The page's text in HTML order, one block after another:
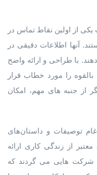
از اولین نقاط تماس در
آنها اطلاعات دقیقی در
با طراحی و ارائه واضح
را مورد خطاب قرار
از جنبه های مهم، امکان
توصیفات و داستان‌های
از زندگی کاری ارائه
شرکت هایی می گردند که